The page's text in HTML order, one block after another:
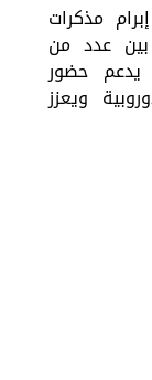
مذكرات
بين عدد من
يدعم حضور
ويعزز